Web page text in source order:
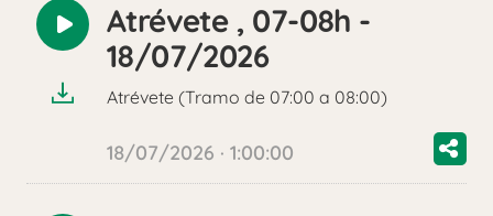
Reproducir
audio
Atrévete , 07-08h -
18/07/2026
Atrévete (Tramo de 07:00 a 08:00)
18/07/2026 · 1:00:00